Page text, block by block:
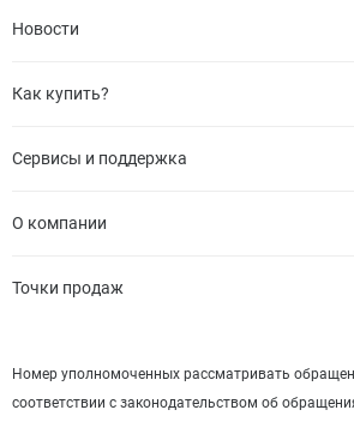
Новости
Как купить?
Сервисы и поддержка
О компании
Точки продаж
Номер уполномоченных рассматривать
соответствии с законодательством об